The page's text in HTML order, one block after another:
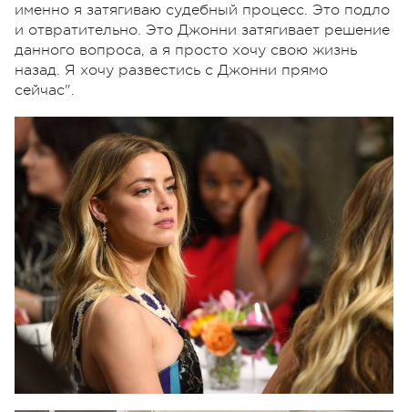
именно я затягиваю судебный процесс. Это подло
и отвратительно. Это Джонни затягивает решение
данного вопроса, а я просто хочу свою жизнь
назад. Я хочу развестись с Джонни прямо
сейчас".